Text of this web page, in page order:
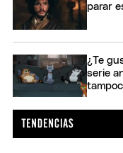
parar
¿Te
serie